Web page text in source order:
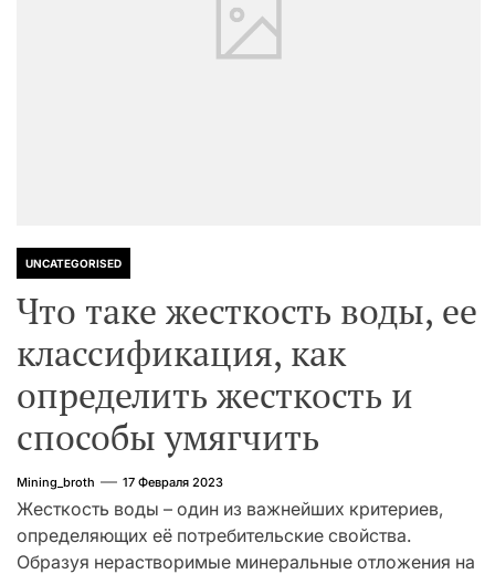
UNCATEGORISED
Что таке жесткость воды, ее
классификация, как
определить жесткость и
способы умягчить
Mining_broth 17 Февраля 2023
Жесткость воды – один из важнейших критериев,
определяющих её потребительские свойства.
Образуя нерастворимые минеральные отложения на